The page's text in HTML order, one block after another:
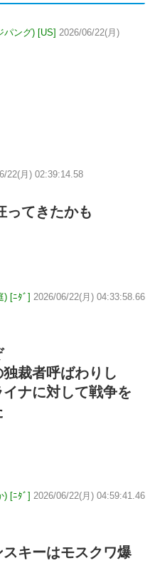
パング) [US] 2026/06/22(月)
22(月) 02:39:14.58
ってきたかも
) [ﾆﾀﾞ] 2026/06/22(月) 04:33:58.66
裁者呼ばわりし
ナに対して戦争を
) [ﾆﾀﾞ] 2026/06/22(月) 04:59:41.46
キーはモスクワ爆